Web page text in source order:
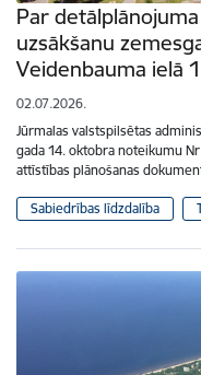
Par
uzsākšanu
Veidenbauma ielā
02.07.2026.
Jūrmalas valstspilsētas
gada 14. oktobra noteikumu
attīstības plānošanas
Sabiedrības līdzdalība